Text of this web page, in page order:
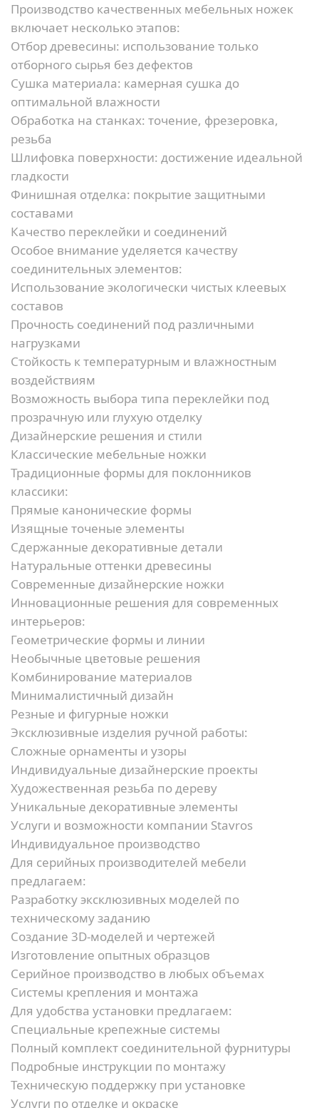
Производство качественных мебельных ножек
включает несколько этапов:
Отбор древесины: использование только
отборного сырья без дефектов
Сушка материала: камерная сушка до
оптимальной влажности
Обработка на станках: точение, фрезеровка,
резьба
Шлифовка поверхности: достижение идеальной
гладкости
Финишная отделка: покрытие защитными
составами
Качество переклейки и соединений
Особое внимание уделяется качеству
соединительных элементов:
Использование экологически чистых клеевых
составов
Прочность соединений под различными
нагрузками
Стойкость к температурным и влажностным
воздействиям
Возможность выбора типа переклейки под
прозрачную или глухую отделку
Дизайнерские решения и стили
Классические мебельные ножки
Традиционные формы для поклонников
классики:
Прямые канонические формы
Изящные точеные элементы
Сдержанные декоративные детали
Натуральные оттенки древесины
Современные дизайнерские ножки
Инновационные решения для современных
интерьеров:
Геометрические формы и линии
Необычные цветовые решения
Комбинирование материалов
Минималистичный дизайн
Резные и фигурные ножки
Эксклюзивные изделия ручной работы:
Сложные орнаменты и узоры
Индивидуальные дизайнерские проекты
Художественная резьба по дереву
Уникальные декоративные элементы
Услуги и возможности компании Stavros
Индивидуальное производство
Для серийных производителей мебели
предлагаем:
Разработку эксклюзивных моделей по
техническому заданию
Создание 3D-моделей и чертежей
Изготовление опытных образцов
Серийное производство в любых объемах
Системы крепления и монтажа
Для удобства установки предлагаем:
Специальные крепежные системы
Полный комплект соединительной фурнитуры
Подробные инструкции по монтажу
Техническую поддержку при установке
Услуги по отделке и окраске